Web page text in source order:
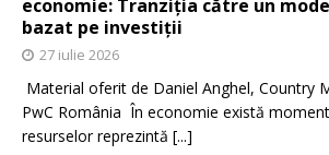
economie: Tranziția către un
bazat pe investiții
27 iulie 2026
Material oferit de Daniel Anghel, Country
PwC România În economie există
resurselor reprezintă [...]